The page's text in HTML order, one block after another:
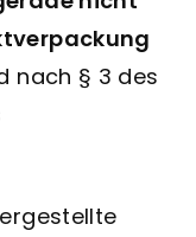
nach § 3 des